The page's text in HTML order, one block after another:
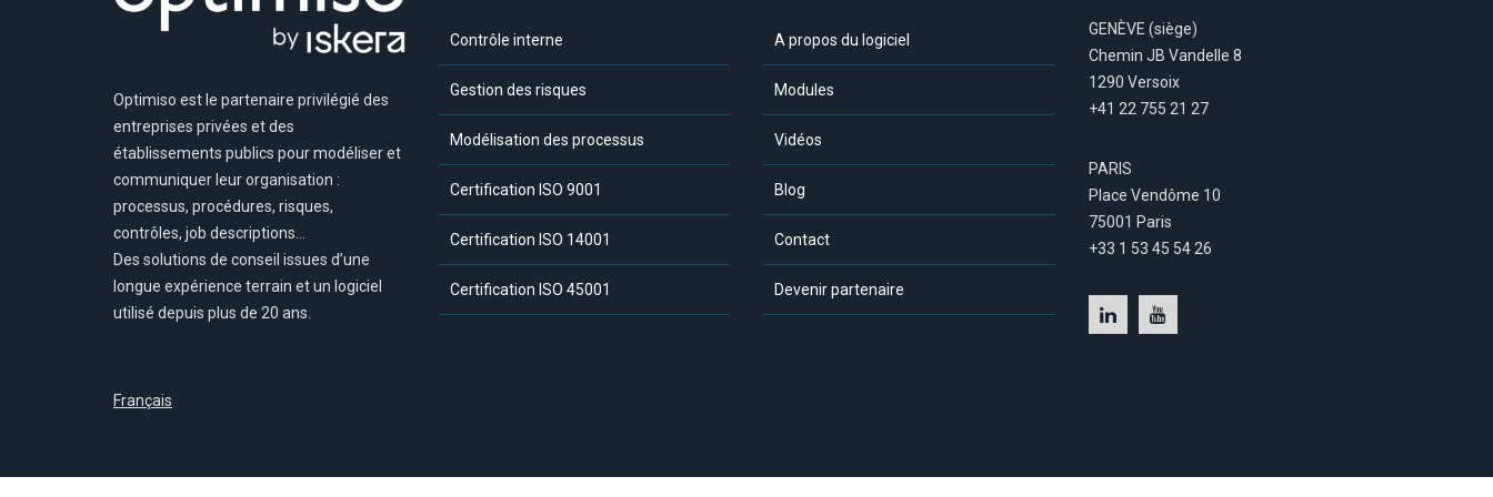
Optimiso est le partenaire privilégié des
entreprises privées et des
établissements publics pour modéliser et
communiquer leur organisation :
processus, procédures, risques,
contrôles, job descriptions…
Des solutions de conseil issues d’une
longue expérience terrain et un logiciel
utilisé depuis plus de 20 ans.
Français
Contrôle interne
Gestion des risques
Modélisation des processus
Certification ISO 9001
Certification ISO 14001
Certification ISO 45001
A propos du logiciel
Modules
Vidéos
Blog
Contact
Devenir partenaire
GENÈVE (siège)
Chemin JB Vandelle 8
1290 Versoix
+41 22 755 21 27
PARIS
Place Vendôme 10
75001 Paris
+33 1 53 45 54 26